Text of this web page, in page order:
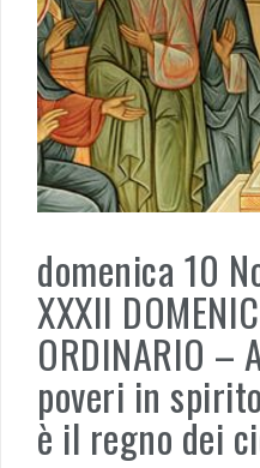
domenica 10
XXXII
ORDINARIO –
poveri in
è il regno dei